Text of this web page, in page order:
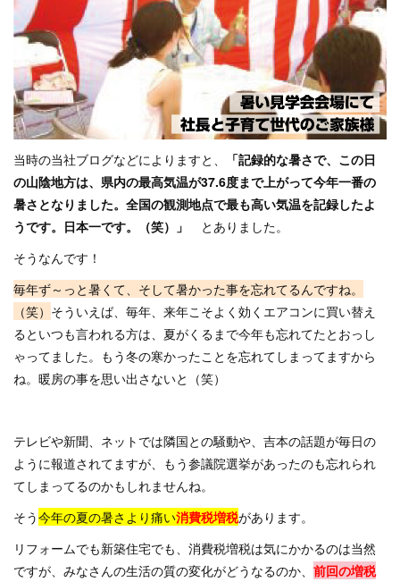
当時の当社ブログなどによりますと、 「記録的な暑さで、この日
の山陰地方は、 県内の最高気温が37.6度まで上がって今年一番の
暑さとなりました。 全国の観測地点で最も高い気温を記録したよ
うです。日本一です。（笑）」 とありました。
そうなんです！
毎年ず～っと暑くて、そして暑かった事を忘れてるんですね。
（笑） そういえば、毎年、来年こそよく効くエアコンに買い替え
るといつも言われる方は、 夏がくるまで今年も忘れてたとおっし
ゃってました。 もう冬の寒かったことを忘れてしまってますから
ね。 暖房の事を思い出さないと（笑）
テレビや新聞、ネットでは隣国との騒動や、 吉本の話題が毎日の
ように報道されてますが、 もう参議院選挙があったのも忘れられ
てしまってるのかもしれませんね。
そう今年の夏の暑さより痛い消費税増税があります。
リフォームでも新築住宅でも、消費税増税は気にかかるのは当然
ですが、 みなさんの生活の質の変化がどうなるのか、 前回の増税